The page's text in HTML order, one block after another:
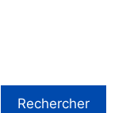
Rechercher